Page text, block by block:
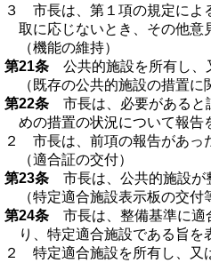
３ 市長は、第１項の規定によ
取に応じないとき、その他意
（機能の維持）
第21条 公共的施設を所有し、
（既存の公共的施設の措置に
第22条 市長は、必要があると
めの措置の状況について報告
２ 市長は、前項の報告があっ
（適合証の交付）
第23条 市長は、公共的施設が
（特定適合施設表示板の交付
第24条 市長は、整備基準に適
り、特定適合施設である旨を
２ 特定適合施設を所有し、又